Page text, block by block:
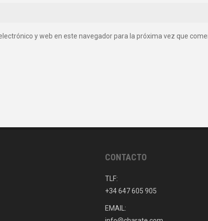
y web en este navegador para la próxima vez que
CONTACTO
TLF:
+34 647 605 905
EMAIL: